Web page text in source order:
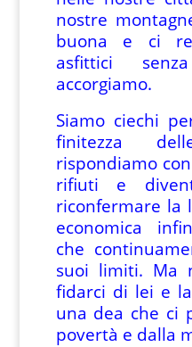
nostre
buona e ci
asfittici
accorgiamo.
Siamo ciechi
finitezza
rispondiamo
rifiuti e
riconfermare la
economica
che
suoi limiti. Ma
fidarci di lei e
una dea che ci
povertà e dalla